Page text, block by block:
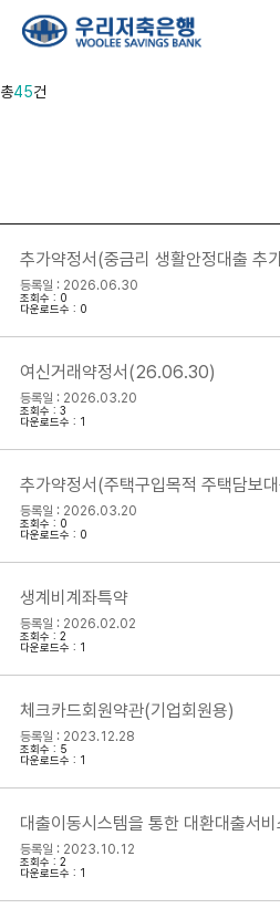
총45건
추가약정서(중금리 생활안정대출 추
등록일 : 2026.06.30
조회수 : 0
다운로드수 : 0
여신거래약정서(26.06.30)
등록일 : 2026.03.20
조회수 : 3
다운로드수 : 1
추가약정서(주택구입목적 주택담보
등록일 : 2026.03.20
조회수 : 0
다운로드수 : 0
생계비계좌특약
등록일 : 2026.02.02
조회수 : 2
다운로드수 : 1
체크카드회원약관(기업회원용)
등록일 : 2023.12.28
조회수 : 5
다운로드수 : 1
대출이동시스템을 통한 대환대출서
등록일 : 2023.10.12
조회수 : 2
다운로드수 : 1